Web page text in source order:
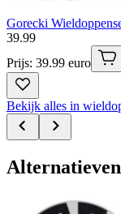
Gorecki
39.99
Prijs: 39.99 euro
Bekijk alles in
Alternatieven